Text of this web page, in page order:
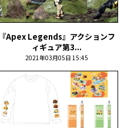
『Apex Legends』アクションフ
ィギュア第3...
2021年03月05日 15:45